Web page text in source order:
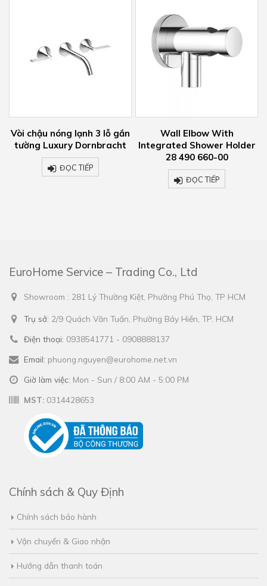
Vòi chậu nóng lạnh 3 lỗ gắn
tường Luxury Dornbracht
ĐỌC TIẾP
Wall Elbow With
Integrated Shower Holder
28 490 660-00
ĐỌC TIẾP
EuroHome Service – Trading Co., Ltd
Showroom : 281 Lý Thường Kiệt, Phường Phú Thọ, TP HCM
Trụ sở: 2/9 Quách Văn Tuấn, Phường Bảy Hiền, TP. HCM
Điện thoại: 0938541771 - 0908888137
Email: phuong.nguyen@eurohome.net.vn
Giờ làm việc: Mon - Sun / 8:00 AM - 5:00 PM
MST: 0314428653
Chính sách & Quy Định
Chính sách bảo hành
Vận chuyển & Giao nhận
Hướng dẫn thanh toán